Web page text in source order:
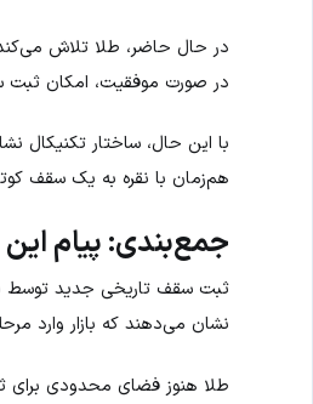
در حال حاضر، طلا تلاش می‌کند بالای
در صورت موفقیت، امکان ثبت سقف تاریخی
با این حال، ساختار
هم‌زمان با نقره به یک سقف
جمع‌بندی: پیام این
ثبت سقف تاریخی جدید توسط
نشان می‌دهند که بازار وارد
طلا هنوز فضای محدودی برای